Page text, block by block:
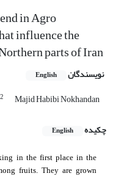
in Agro
influence the
parts of Iran
نویسندگان English
2 Majid Habibi Nokhandan
چکیده English
in the first place in the
fruits. They are grown